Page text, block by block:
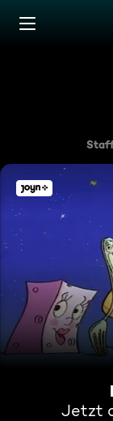
Zum Inhalt
Jetzt